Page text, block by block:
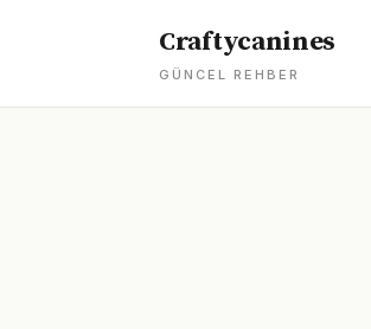
Craftycanines
GÜNCEL REHBER